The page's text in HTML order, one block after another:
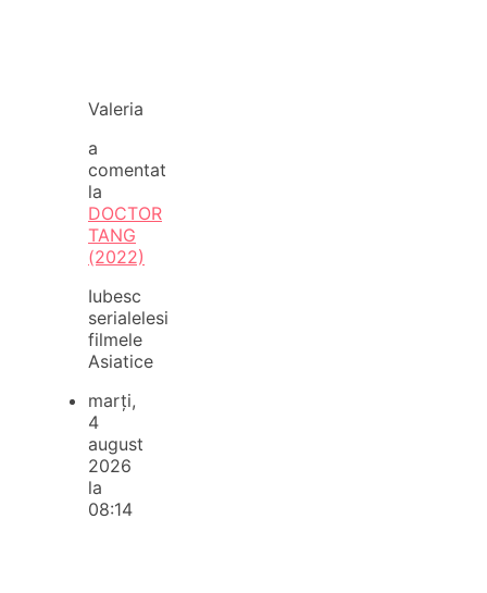
Valeria
a
comentat
la
DOCTOR
TANG
(2022)
Iubesc
serialelesi
filmele
Asiatice
marți,
4
august
2026
la
08:14